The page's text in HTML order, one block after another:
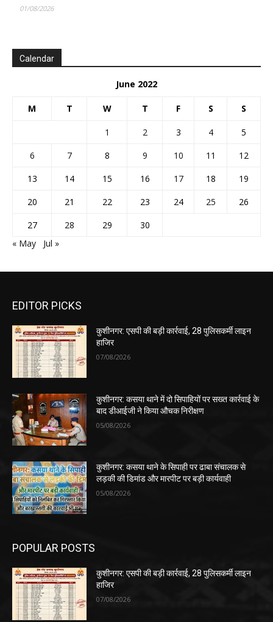
01/08/2026
Calendar
June 2022
M T W T F S S
1 2 3 4
5
6
7 8 9 10 11
12
13
14 15 16 17 18
19
20
21 22 23 24 25
26
27
28 29
30
« May
Jul »
EDITOR PICKS
कुशीनगर: एसपी की बड़ी कार्रवाई, 28 पुलिसकर्मी लाइन
हाजिर
07/08/2026
कुशीनगर: कसया थाने में दो सिपाहियों पर सख्त कार्रवाई के
बाद डीआईजी ने किया औचक निरीक्षण
05/08/2026
कुशीनगर: कसया थाने के सिपाही पर ढाबा संचालक से
लड़की की डिमांड और मारपीट पर बड़ी कार्यवाही
05/08/2026
POPULAR POSTS
कुशीनगर: एसपी की बड़ी कार्रवाई, 28 पुलिसकर्मी लाइन
हाजिर
07/08/2026